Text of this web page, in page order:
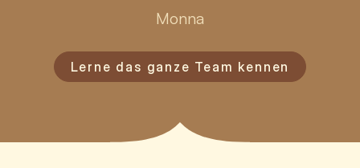
Monna
Lerne das ganze Team kennen